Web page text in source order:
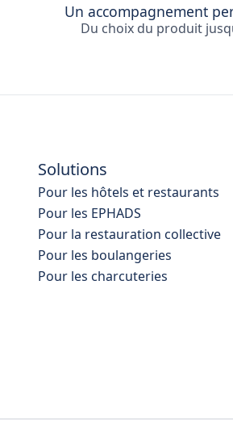
Un accompagnement
Du choix du produit
Solutions
Pour les hôtels et restaurants
Pour les EPHADS
Pour la restauration collective
Pour les boulangeries
Pour les charcuteries